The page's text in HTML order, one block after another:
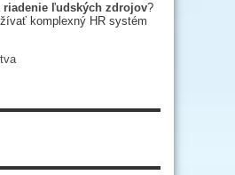
riadenie ľudských zdrojov?
komplexný HR systém